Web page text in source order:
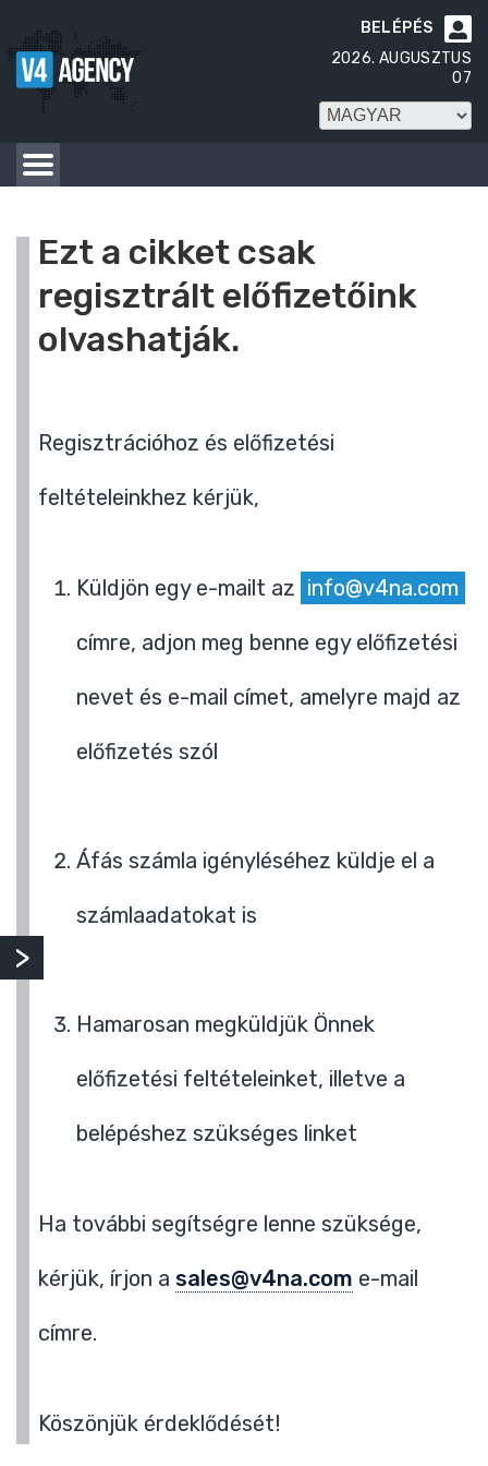

BELÉPÉS
2026. AUGUSZTUS
07
Ezt a cikket csak
regisztrált előfizetőink
olvashatják.
Regisztrációhoz és előfizetési
feltételeinkhez kérjük,
Küldjön egy e-mailt az info@v4na.com
címre, adjon meg benne egy előfizetési
nevet és e-mail címet, amelyre majd az
előfizetés szól
Áfás számla igényléséhez küldje el a
számlaadatokat is
Hamarosan megküldjük Önnek
előfizetési feltételeinket, illetve a
belépéshez szükséges linket
Ha további segítségre lenne szüksége,
kérjük, írjon a sales@v4na.com e-mail
címre.
Köszönjük érdeklődését!